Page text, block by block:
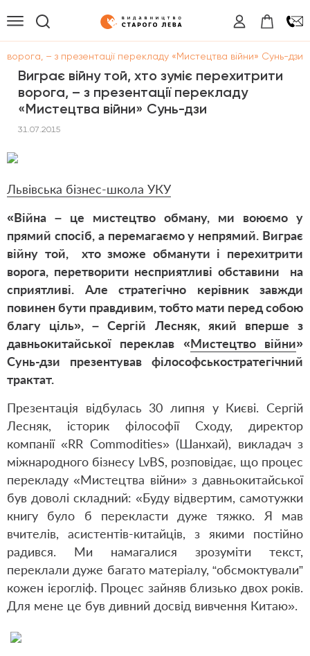
ворога, – з презентації перекладу «Мистецтва війни» Сунь-дзи
Виграє війну той, хто зуміє перехитрити
ворога, – з презентації перекладу
«Мистецтва війни» Сунь-дзи
31.07.2015
Львівська бізнес-школа УКУ
«Війна – це мистецтво обману, ми воюємо у
прямий спосіб, а перемагаємо у непрямий. Виграє
війну той, хто зможе обманути і перехитрити
ворога, перетворити несприятливі обставини на
сприятливі. Але стратегічно керівник завжди
повинен бути правдивим, тобто мати перед собою
благу ціль», – Сергій Лесняк, який вперше з
давньокитайської переклав «Мистецтво війни»
Сунь-дзи презентував філософськостратегічний
трактат.
Презентація відбулась 30 липня у Києві. Сергій
Лесняк, історик філософії Сходу, директор
компанії «RR Commodities» (Шанхай), викладач з
міжнародного бізнесу LvBS, розповідає, що процес
перекладу «Мистецтва війни» з давньокитайської
був доволі складний: «Буду відвертим, самотужки
книгу було б перекласти дуже тяжко. Я мав
вчителів, асистентів-китайців, з якими постійно
радився. Ми намагалися зрозуміти текст,
переклали дуже багато матеріалу, “обсмоктували”
кожен ієрогліф. Процес зайняв близько двох років.
Для мене це був дивний досвід вивчення Китаю».